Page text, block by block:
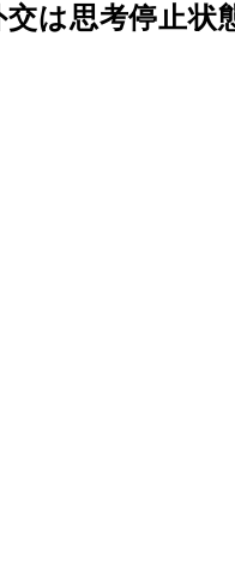
は思考停止状